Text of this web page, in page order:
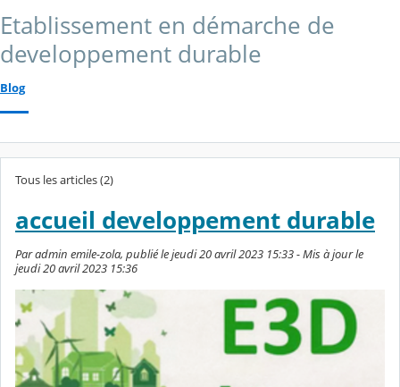
Etablissement en démarche de
developpement durable
Blog
Tous les articles (2)
accueil developpement durable
Par admin emile-zola, publié le jeudi 20 avril 2023 15:33 - Mis à jour le
jeudi 20 avril 2023 15:36